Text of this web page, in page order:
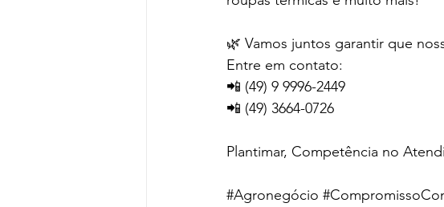
🌿 Vamos juntos garantir que
Entre em contato:
📲 (49) 9 9996-2449
📲 (49) 3664-0726
Plantimar, Competência no
#Agronegócio